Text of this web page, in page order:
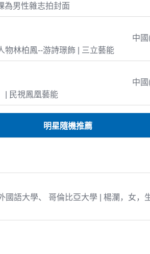
為男性雜志拍封面
中國
物林柏鳳--游詩璟飾 | 三立藝能
中
| 民視鳳凰藝能
明星隨機推薦
語大學、 哥倫比亞大學 | 楊瀾，女，